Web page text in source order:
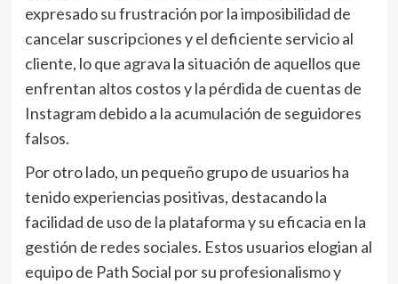
expresado su frustración por la imposibilidad de
cancelar suscripciones y el deficiente servicio al
cliente, lo que agrava la situación de aquellos que
enfrentan altos costos y la pérdida de cuentas de
Instagram debido a la acumulación de seguidores
falsos.
Por otro lado, un pequeño grupo de usuarios ha
tenido experiencias positivas, destacando la
facilidad de uso de la plataforma y su eficacia en la
gestión de redes sociales. Estos usuarios elogian al
equipo de Path Social por su profesionalismo y